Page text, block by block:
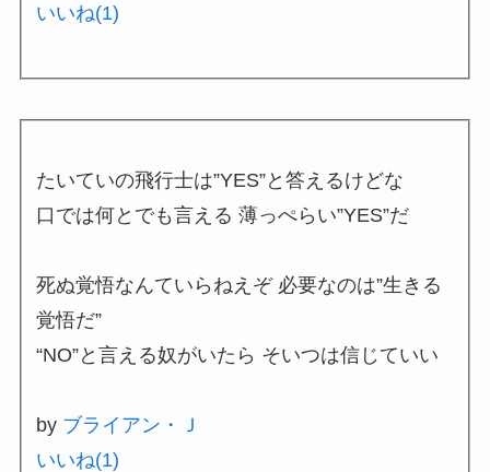
いいね(1)
たいていの飛行士は”YES”と答えるけどな
口では何とでも言える 薄っぺらい”YES”だ
死ぬ覚悟なんていらねえぞ 必要なのは”生きる
覚悟だ”
“NO”と言える奴がいたら そいつは信じていい
by ブライアン・Ｊ
いいね(1)